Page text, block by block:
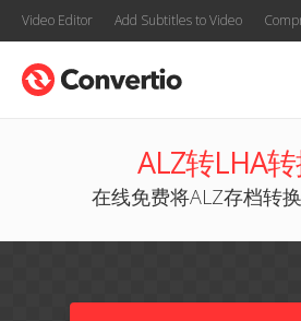
Video Editor Add Subtitles to Video
ALZ转LHA
在线免费将ALZ存档转